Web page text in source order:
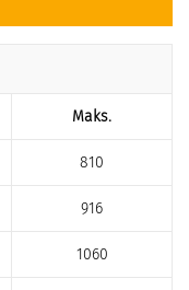
Maks.
810
916
1060